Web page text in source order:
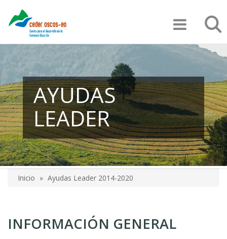
contenido
AYUDAS
LEADER
de
Inicio Ayudas Leader 2014-2020
INFORMACIÓN GENERAL